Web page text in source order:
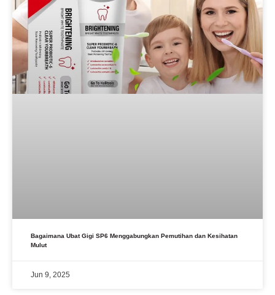
Bagaimana Ubat Gigi SP6 Menggabungkan Pemutihan dan Kesihatan
Mulut
Jun 9, 2025